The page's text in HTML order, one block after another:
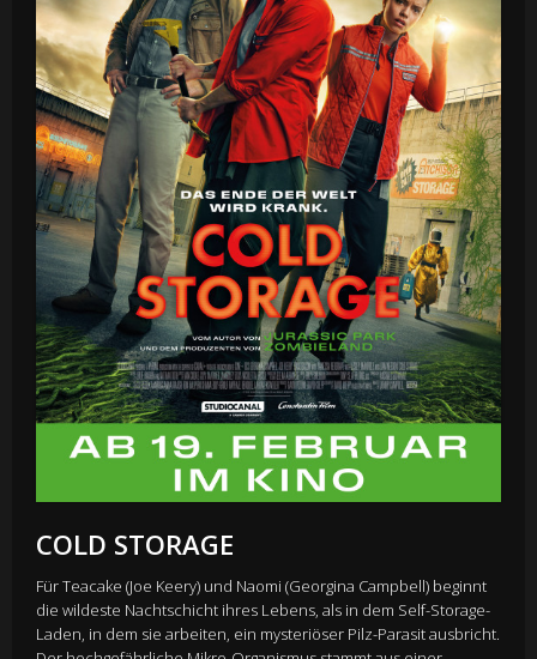
COLD STORAGE
Für Teacake (Joe Keery) und Naomi (Georgina Campbell) beginnt
die wildeste Nachtschicht ihres Lebens, als in dem Self-Storage-
Laden, in dem sie arbeiten, ein mysteriöser Pilz-Parasit ausbricht.